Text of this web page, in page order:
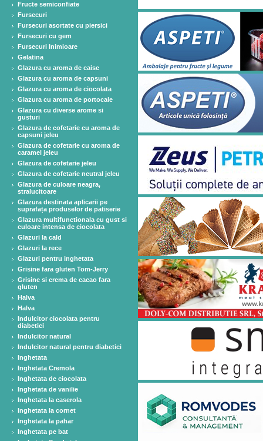
Fructe semiconfiate
Fursecuri
Fursecuri asortate cu piersici
Fursecuri cu gem
Fursecuri Inimioare
Gelatina
Glazura cu aroma de caise
Glazura cu aroma de capsuni
Glazura cu aroma de ciocolata
Glazura cu aroma de portocale
Glazura cu diverse arome si
gusturi
Glazura de cofetarie cu aroma de
capsuni jeleu
Glazura de cofetarie cu aroma de
caramel jeleu
Glazura de cofetarie jeleu
Glazura de cofetarie neutral jeleu
Glazura de culoare neagra,
stralucitoare
Glazura destinata aplicarii pe
suprafața produselor de patiserie
Glazura multifunctionala cu gust si
culoare intensa de ciocolata
Glazuri la cald
Glazuri la rece
Glazuri pentru inghetata
Grisine fara gluten Tom-Jerry
Grisine si crema de cacao fara
gluten
Halva
Halva
Indulcitor ciocolata pentru
diabetici
Indulcitor natural
Indulcitor natural pentru diabetici
Inghetata
Inghetata Cremola
Inghetata de ciocolata
Inghetata de vanilie
Inghetata la caserola
Inghetata la cornet
Inghetata la pahar
Inghetata pe bat